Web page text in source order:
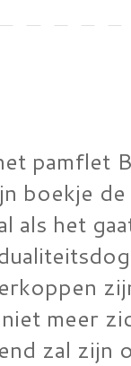
pamflet
boekje
als het
meer
zal zijn